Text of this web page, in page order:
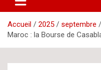
Accueil 2025 septembre
Maroc : la Bourse de